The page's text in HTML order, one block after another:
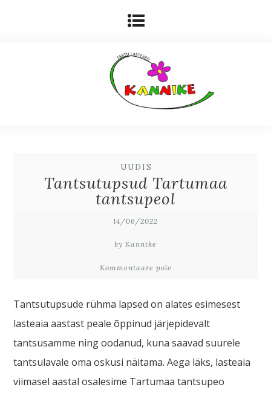
UUDIS
Tantsutupsud Tartumaa
tantsupeol
14/06/2022
by Kannike
Kommentaare pole
Tantsutupsude rühma lapsed on alates esimesest
lasteaia aastast peale õppinud järjepidevalt
tantsusamme ning oodanud, kuna saavad suurele
tantsulavale oma oskusi näitama. Aega läks, lasteaia
viimasel aastal osalesime Tartumaa tantsupeo